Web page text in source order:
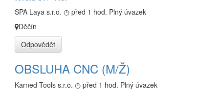
SPA Laya s.r.o. ◷ před 1 hod. Plný úvazek
Děčín
Odpovědět
OBSLUHA CNC (M/Ž)
Karned Tools s.r.o. ◷ před 1 hod. Plný úvazek